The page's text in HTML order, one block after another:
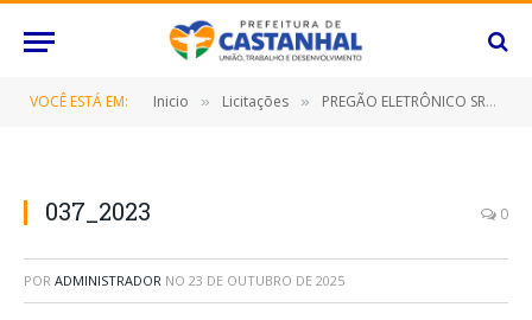
VOCÊ ESTÁ EM: Inicio » Licitações » PREGÃO ELETRÔNICO SRP Nº 107/2022-FMS (CONTRATAÇÃO DE EMPRESA ESPECIALIZADA NA PRESTAÇÃO DE SERVIÇOS DE PRODUÇÃO E DISTRIBUIÇÃO DE ALIMENTAÇÃO E NUTRIÇÃO PARA FORNECIMENTO DE ALIMENTAÇÃO PARA PACIENTES E ACOMPANHANTES)
037_2023 0
POR ADMINISTRADOR NO 23 DE OUTUBRO DE 2025